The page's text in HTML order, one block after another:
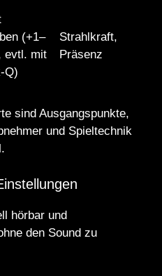
(+1–
evtl. mit
Q)
Strahlkraft,
Präsenz
sind Ausgangspunkte,
und Spieltechnik
hörbar und
den Sound zu